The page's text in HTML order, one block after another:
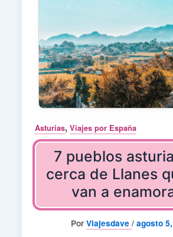
Asturias, Viajes por España
7 pueblos
cerca de Llanes
van a
Por Viajesdave / agosto